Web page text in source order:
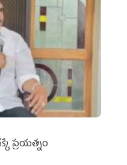
ప్రయత్నం